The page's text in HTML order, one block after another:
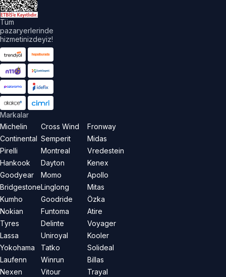
Tüm
pazaryerlerinde
hizmetinizdeyiz!
Markalar
Michelin
Continental
Pirelli
Hankook
Goodyear
Bridgestone
Kumho
Nokian
Tyres
Lassa
Yokohama
Laufenn
Nexen
Cross Wind
Semperit
Montreal
Dayton
Momo
Linglong
Goodride
Funtoma
Delinte
Uniroyal
Tatko
Winrun
Vitour
Fronway
Midas
Vredestein
Kenex
Apollo
Mitas
Özka
Atire
Voyager
Kooler
Solideal
Billas
Trayal